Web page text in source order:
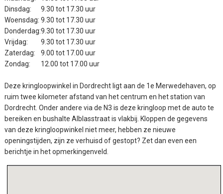
Dinsdag:
9.30 tot 17.30 uur
Woensdag: 9.30 tot 17.30 uur
Donderdag:9.30 tot 17.30 uur
Vrijdag:
9.30 tot 17.30 uur
Zaterdag:
9.00 tot 17.00 uur
Zondag:
12.00 tot 17.00 uur
Dezekringloopwinkel in Dordrechtligt aan de 1e Merwedehaven, op
ruim twee kilometer afstand van het centrum en het station van
Dordrecht. Onder andere via de N3 is deze kringloop met de auto te
bereiken en bushalte Alblasstraat is vlakbij. Kloppen de gegevens
van deze kringloopwinkel niet meer, hebben ze nieuwe
openingstijden, zijn ze verhuisd of gestopt? Zet dan even een
berichtje in het opmerkingenveld.